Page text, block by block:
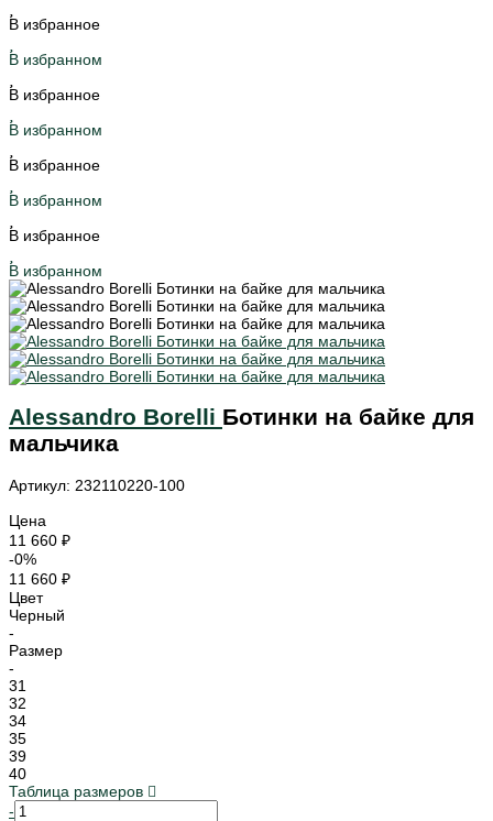
В избранное
В избранном
В избранное
В избранном
В избранное
В избранном
В избранное
В избранном
Alessandro Borelli Ботинки на байке для
мальчика
Артикул: 232110220-100
Цена
11 660 ₽
-0%
11 660 ₽
Цвет
Черный
-
Размер
-
31
32
34
35
39
40
Таблица размеров
-